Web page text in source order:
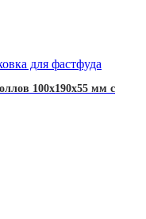
для фастфуда
100x190x55 мм с